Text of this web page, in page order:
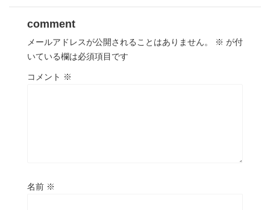
comment
メールアドレスが公開されることはありません。 ※ が付
いている欄は必須項目です
コメント ※
名前 ※